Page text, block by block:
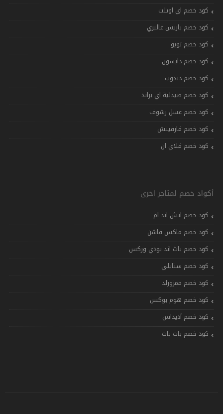
كود خصم اي اوتلت
كود خصم باريس غاليري
كود خصم تويو
كود خصم دايسون
كود خصم دبدوب
كود خصم صيدلية اي براند
كود خصم عسل رشوف
كود خصم فارفيتش
كود خصم فلاي ان
أكواد خصم لمتاجر اخرى
كود خصم اتش اند ام
كود خصم ماكس فاشن
كود خصم باث اند بودي وركس
كود خصم ستايلي
كود خصم ممزورلد
كود خصم هوم بوكس
كود خصم أديداس
كود خصم بات بات